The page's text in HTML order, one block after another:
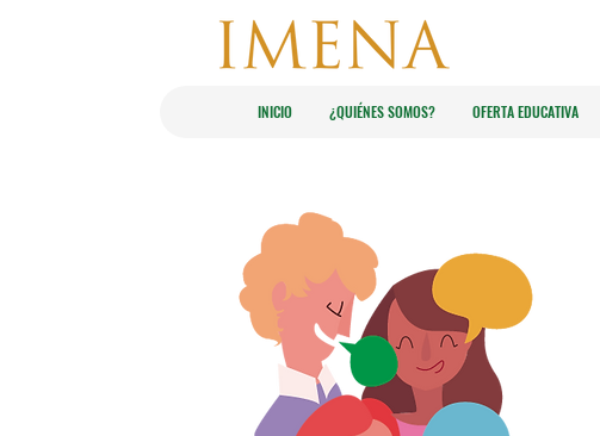
INICIO ¿​QUIÉNES SOMOS?​ OFERTA EDUCATIVA